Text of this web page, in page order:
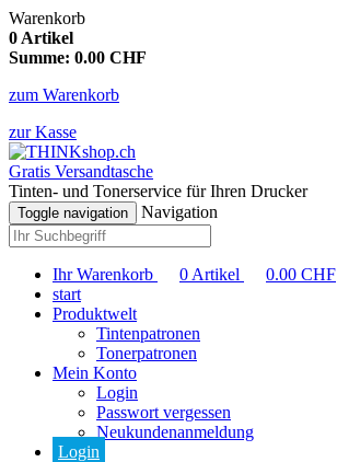
Warenkorb
0 Artikel
Summe: 0.00 CHF
zum Warenkorb
zur Kasse
Gratis Versandtasche
Tinten- und Tonerservice für Ihren Drucker
Toggle navigation Navigation
Ihr Warenkorb 0 Artikel 0.00 CHF
start
Produktwelt
Tintenpatronen
Tonerpatronen
Mein Konto
Login
Passwort vergessen
Neukundenanmeldung
Login